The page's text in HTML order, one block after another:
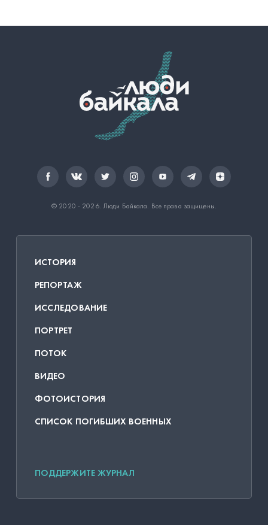
© 2020 - 2026. Люди Байкала . Все права защищены.
ИСТОРИЯ
РЕПОРТАЖ
ИССЛЕДОВАНИЕ
ПОРТРЕТ
ПОТОК
ВИДЕО
ФОТОИСТОРИЯ
СПИСОК ПОГИБШИХ ВОЕННЫХ
ПОДДЕРЖИТЕ ЖУРНАЛ